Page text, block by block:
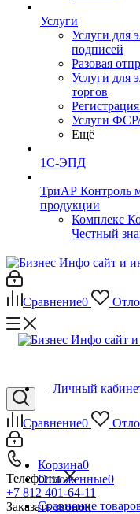
Услуги
Услуги для
подписей
Разовая
Услуги для
торгов
Услуги
Ещё
1С-ЭПД
ТриАР Контроль
продукции
Комплекс
Честный
Сравнение0
Сравнение0
Телефоны
+7 812 401-64-11
Заказать звонок
Личный
Корзина0
Отложенные0
Сравнение